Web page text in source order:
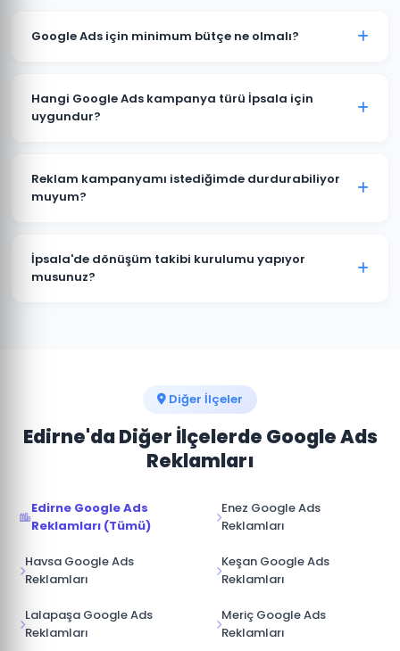
Google Ads için minimum bütçe ne olmalı?
reklam bütçesi 2.000 TL'dir. Sektörünüz ve rekabete
göre bu rakam değişebilir. Ücretsiz bütçe analizi
Hangi Google Ads kampanya türü İpsala için
uygundur?
hizmet işletmeleri için Arama Ağı ve Yerel
Kampanyalar, e-ticaret için Alışveriş Kampanyaları,
Reklam kampanyamı istediğimde durdurabiliyor
muyum?
istediğiniz zaman duraklatabilir veya
sonlandırabilirsiniz. Kampanya durdurulduğunda
İpsala'de dönüşüm takibi kurulumu yapıyor
musunuz?
Diğer İlçeler
Edirne'da Diğer İlçelerde Google Ads
Reklamları
Edirne Google Ads
Reklamları (Tümü)
Enez Google Ads
Reklamları
Havsa Google Ads
Reklamları
Keşan Google Ads
Reklamları
Lalapaşa Google Ads
Reklamları
Meriç Google Ads
Reklamları